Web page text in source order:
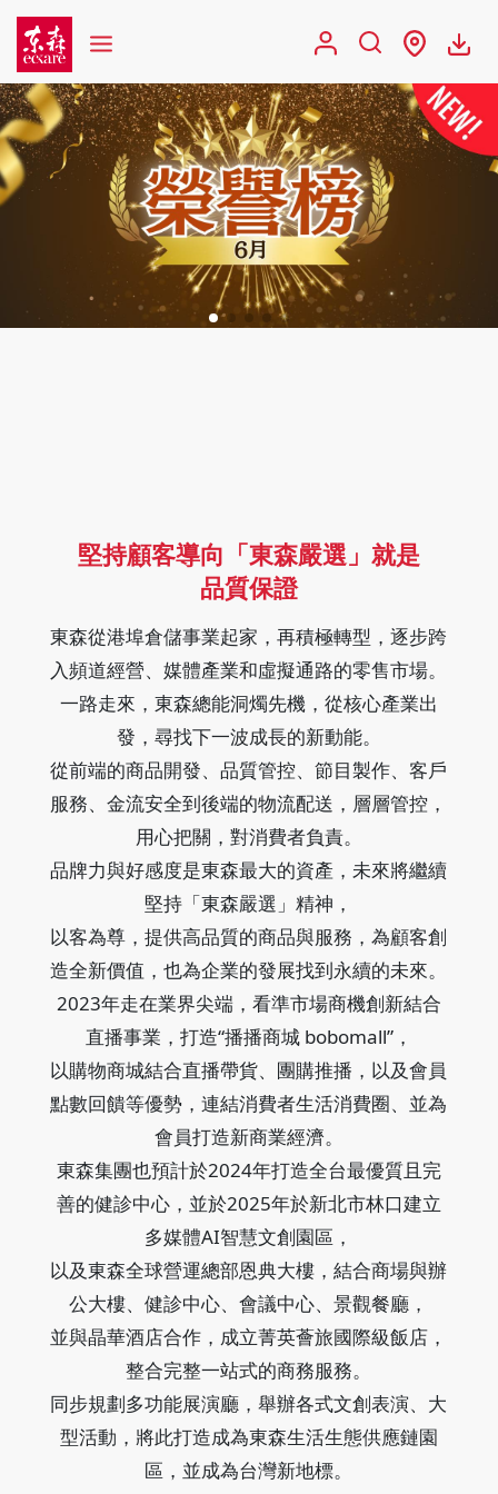
堅持顧客導向「東森嚴選」就是
品質保證
東森從港埠倉儲事業起家，再積極轉型，逐步跨
入頻道經營、媒體產業和虛擬通路的零售市場。
一路走來，東森總能洞燭先機，從核心產業出
發，尋找下一波成長的新動能。
從前端的商品開發、品質管控、節目製作、客戶
服務、金流安全到後端的物流配送，層層管控，
用心把關，對消費者負責。
品牌力與好感度是東森最大的資產，未來將繼續
堅持「東森嚴選」精神，
以客為尊，提供高品質的商品與服務，為顧客創
造全新價值，也為企業的發展找到永續的未來。
2023年走在業界尖端，看準市場商機創新結合
直播事業，打造“播播商城 bobomall”，
以購物商城結合直播帶貨、團購推播，以及會員
點數回饋等優勢，連結消費者生活消費圈、並為
會員打造新商業經濟。
東森集團也預計於2024年打造全台最優質且完
善的健診中心，並於2025年於新北市林口建立
多媒體AI智慧文創園區，
以及東森全球營運總部恩典大樓，結合商場與辦
公大樓、健診中心、會議中心、景觀餐廳，
並與晶華酒店合作，成立菁英薈旅國際級飯店，
整合完整一站式的商務服務。
同步規劃多功能展演廳，舉辦各式文創表演、大
型活動，將此打造成為東森生活生態供應鏈園
區，並成為台灣新地標。